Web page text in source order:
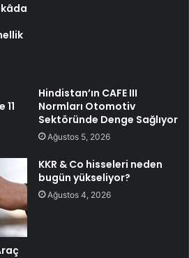
Hindistan’ın CAFE III
Normları Otomotiv
Sektöründe Denge Sağlıyor
Ağustos 5, 2026
KKR & Co hisseleri neden
bugün yükseliyor?
Ağustos 4, 2026